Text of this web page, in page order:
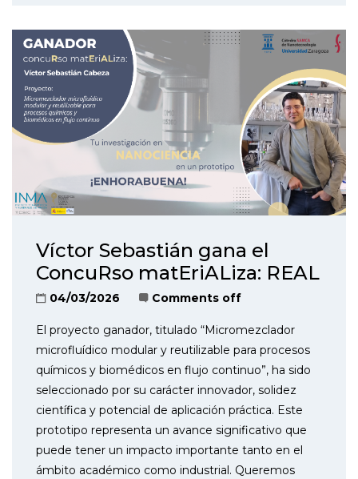
Víctor Sebastián gana el
ConcuRso matEriALiza: REAL
04/03/2026 Comments off
El proyecto ganador, titulado “Micromezclador
microfluídico modular y reutilizable para procesos
químicos y biomédicos en flujo continuo”, ha sido
seleccionado por su carácter innovador, solidez
científica y potencial de aplicación práctica. Este
prototipo representa un avance significativo que
puede tener un impacto importante tanto en el
ámbito académico como industrial. Queremos